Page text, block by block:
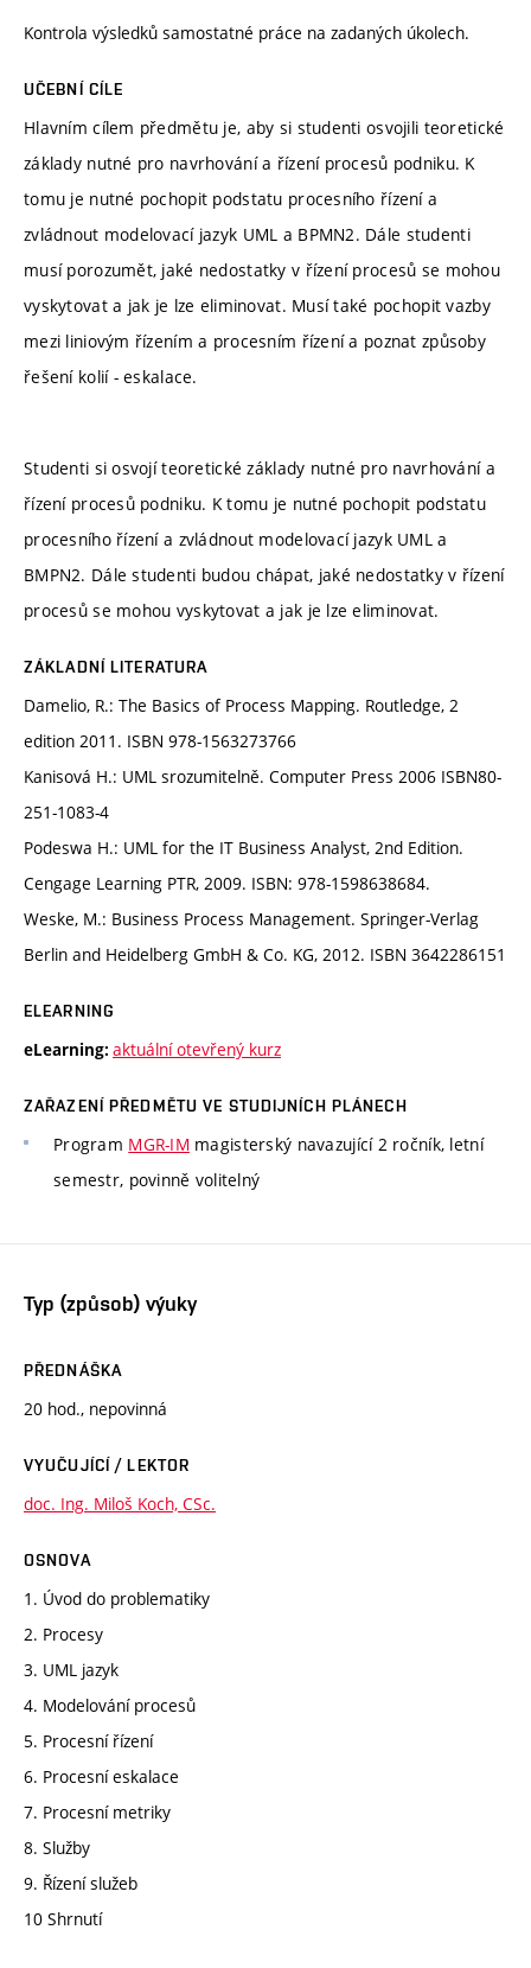
Kontrola výsledků samostatné práce na zadaných úkolech.
UČEBNÍ CÍLE
Hlavním cílem předmětu je, aby si studenti osvojili teoretické
základy nutné pro navrhování a řízení procesů podniku. K
tomu je nutné pochopit podstatu procesního řízení a
zvládnout modelovací jazyk UML a BPMN2. Dále studenti
musí porozumět, jaké nedostatky v řízení procesů se mohou
vyskytovat a jak je lze eliminovat. Musí také pochopit vazby
mezi liniovým řízením a procesním řízení a poznat způsoby
řešení kolií - eskalace.
Studenti si osvojí teoretické základy nutné pro navrhování a
řízení procesů podniku. K tomu je nutné pochopit podstatu
procesního řízení a zvládnout modelovací jazyk UML a
BMPN2. Dále studenti budou chápat, jaké nedostatky v řízení
procesů se mohou vyskytovat a jak je lze eliminovat.
ZÁKLADNÍ LITERATURA
Damelio, R.: The Basics of Process Mapping. Routledge, 2
edition 2011. ISBN 978-1563273766
Kanisová H.: UML srozumitelně. Computer Press 2006 ISBN80-
251-1083-4
Podeswa H.: UML for the IT Business Analyst, 2nd Edition.
Cengage Learning PTR, 2009. ISBN: 978-1598638684.
Weske, M.: Business Process Management. Springer-Verlag
Berlin and Heidelberg GmbH & Co. KG, 2012. ISBN 3642286151
ELEARNING
eLearning: aktuální otevřený kurz
ZAŘAZENÍ PŘEDMĚTU VE STUDIJNÍCH PLÁNECH
Program MGR-IM magisterský navazující 2 ročník, letní
semestr, povinně volitelný
Typ (způsob) výuky
PŘEDNÁŠKA
20 hod., nepovinná
VYUČUJÍCÍ / LEKTOR
doc. Ing. Miloš Koch, CSc.
OSNOVA
1. Úvod do problematiky
2. Procesy
3. UML jazyk
4. Modelování procesů
5. Procesní řízení
6. Procesní eskalace
7. Procesní metriky
8. Služby
9. Řízení služeb
10 Shrnutí